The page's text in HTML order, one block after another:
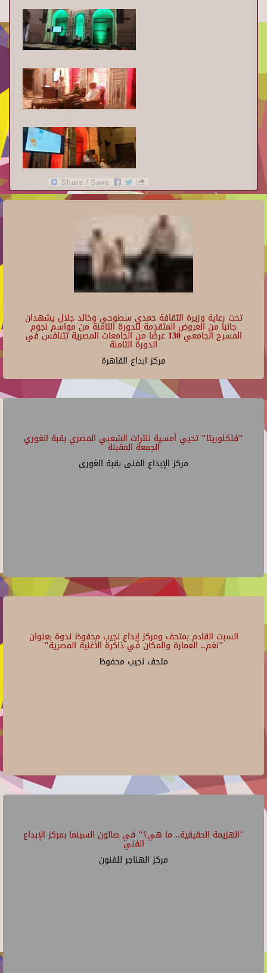
تحت رعاية وزيرة الثقافة حمدي سطوحي وخالد جلال يشهدان
جانبا من العروض المتقدمة للدورة الثامنة من مواسم نجوم
المسرح الجامعي 130 عرضًا من الجامعات المصرية تتنافس في
الدورة الثامنة
مركز ابداع القاهرة
"فلكلوريتا" تحيي أمسية للتراث الشعبي المصري بقبة الغوري
الجمعة المقبلة
مركز الإبداع الفنى بقبة الغورى
السبت القادم بمتحف ومركز إبداع نجيب محفوظ ندوة بعنوان
"نغم.. العمارة والمكان في ذاكرة الأغنية المصرية"
متحف نجيب محفوظ
"الهزيمة الحقيقية.. ما هي؟" في صالون السينما بمركز الإبداع
الفني
مركز الهناجر للفنون